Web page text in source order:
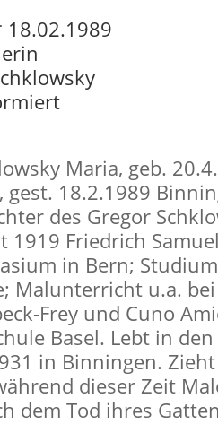
18.02.1989
Maria, geb.
gest. 18.2.1989
des Gregor
1919 Friedrich
in Bern;
Malunterricht u.a.
Frey und Cuno
Basel. Lebt in
in Binningen.
dieser Zeit
dem Tod ihres